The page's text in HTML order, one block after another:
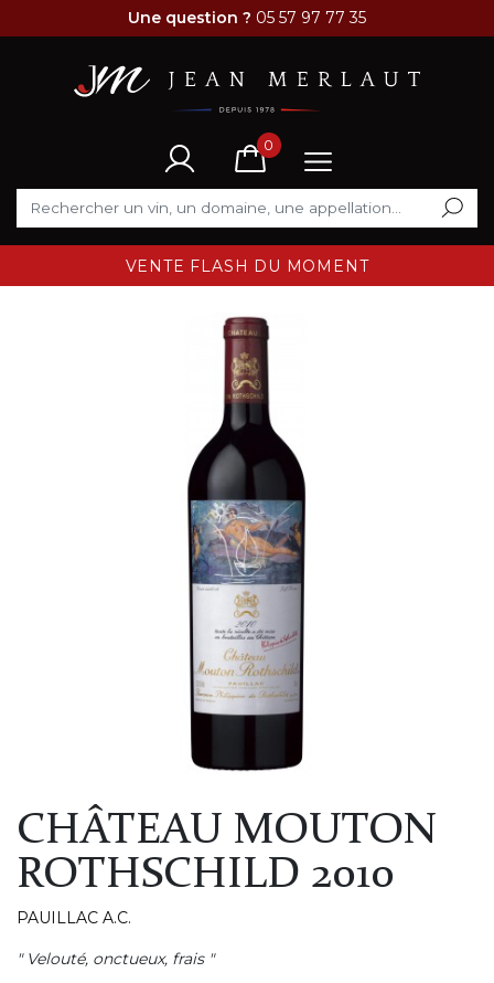
Une question ? 05 57 97 77 35
0
VENTE FLASH DU MOMENT
CHÂTEAU MOUTON
ROTHSCHILD 2010
PAUILLAC A.C.
" Velouté, onctueux, frais "